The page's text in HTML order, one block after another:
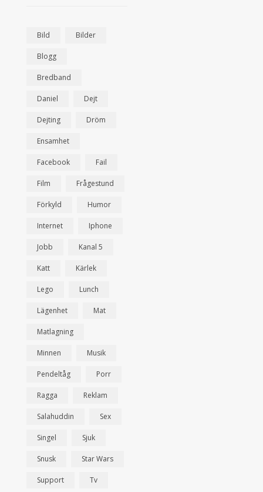
Bild Bilder
Blogg
Bredband
Daniel Dejt
Dejting Dröm
Ensamhet
Facebook Fail
Film Frågestund
Förkyld Humor
Internet Iphone
Jobb Kanal 5
Katt Kärlek
Lego Lunch
Lägenhet Mat
Matlagning
Minnen Musik
Pendeltåg Porr
Ragga Reklam
Salahuddin Sex
Singel Sjuk
Snusk Star Wars
Support Tv